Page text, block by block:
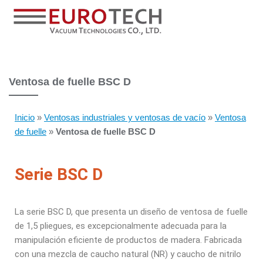
Ventosa de fuelle BSC D
Inicio » Ventosas industriales y ventosas de vacío » Ventosa
de fuelle » Ventosa de fuelle BSC D
Serie BSC D
La serie BSC D, que presenta un diseño de ventosa de fuelle
de 1,5 pliegues, es excepcionalmente adecuada para la
manipulación eficiente de productos de madera. Fabricada
con una mezcla de caucho natural (NR) y caucho de nitrilo